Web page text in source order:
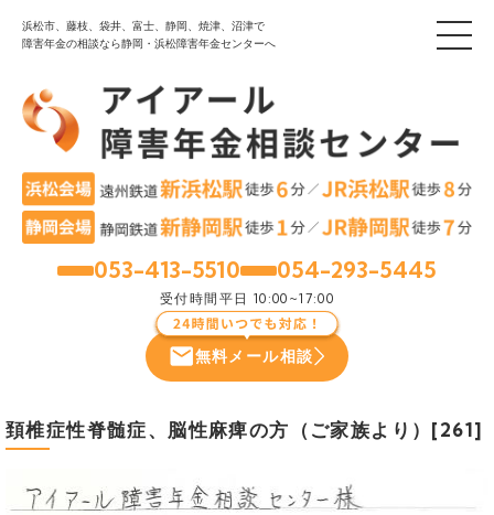
浜松市、藤枝、袋井、富士、静岡、焼津、沼津で
障害年金の相談なら静岡・浜松障害年金センターへ
053-413-5510 054-293-5445
受付時間 平日 10:00~17:00
無料メール相談
頚椎症性脊髄症、脳性麻痺の方（ご家族より）[261]